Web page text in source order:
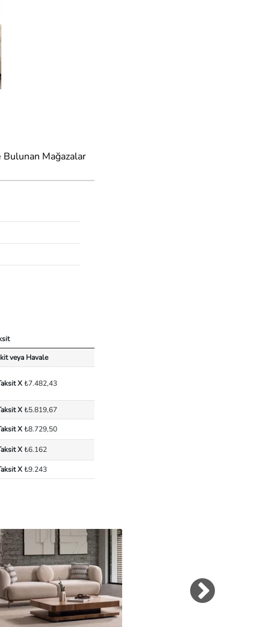
Bulunan Mağazalar
veya Havale
X₺7.482,43
X₺5.819,67
X₺8.729,50
X₺6.162
X₺9.243